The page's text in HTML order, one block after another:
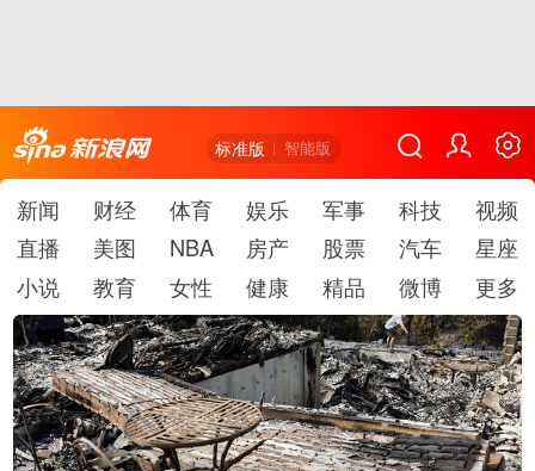
标准版 智能版
新闻 财经 体育 娱乐 军事 科技
视频
直播
美图 NBA 房产 股票 汽车
星座
小说
教育 女性 健康 精品 微博 更多